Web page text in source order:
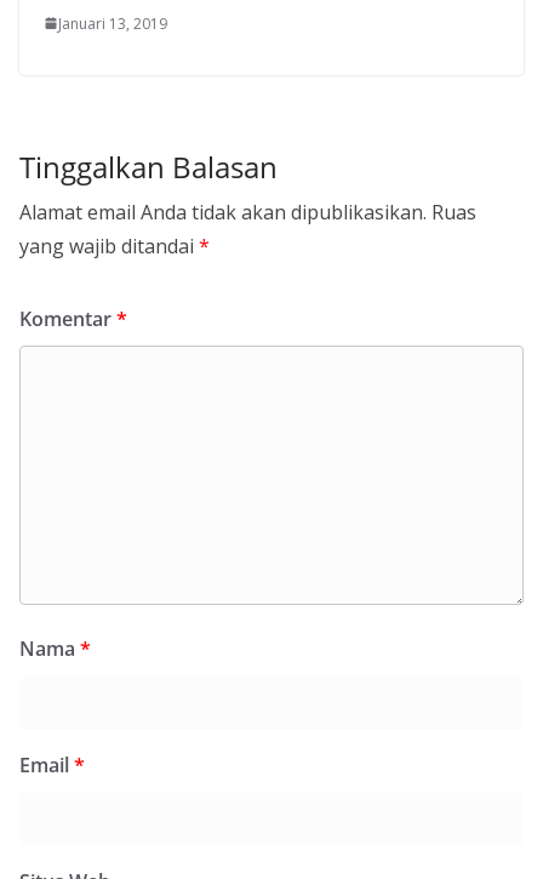
Januari 13, 2019
Tinggalkan Balasan
Alamat email Anda tidak akan dipublikasikan. Ruas
yang wajib ditandai *
Komentar*
Nama *
Email*